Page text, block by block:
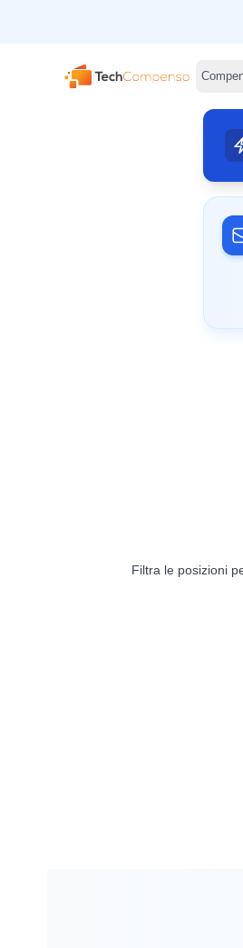
TechCompenso
Filtra le posizioni